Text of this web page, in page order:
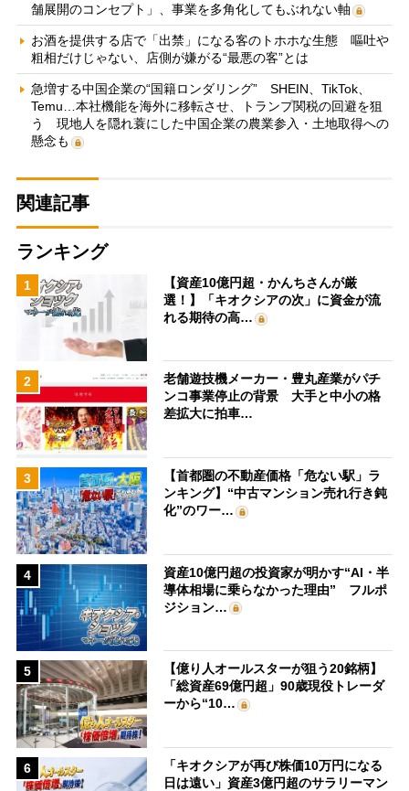
舗展開のコンセプト」、事業を多角化してもぶれない軸
お酒を提供する店で「出禁」になる客のトホホな生態 嘔吐や
粗相だけじゃない、店側が嫌がる“最悪の客”とは
急増する中国企業の“国籍ロンダリング” SHEIN、TikTok、
Temu…本社機能を海外に移転させ、トランプ関税の回避を狙
う 現地人を隠れ蓑にした中国企業の農業参入・土地取得への
懸念も
関連記事
ランキング
1
【資産10億円超・かんちさんが厳
選！】「キオクシアの次」に資金が流
れる期待の高…
2
老舗遊技機メーカー・豊丸産業がパチ
ンコ事業停止の背景 大手と中小の格
差拡大に拍車…
3
【首都圏の不動産価格「危ない駅」ラ
ンキング】“中古マンション売れ行き鈍
化”のワー…
4
資産10億円超の投資家が明かす“AI・半
導体相場に乗らなかった理由” フルポ
ジション…
5
【億り人オールスターが狙う20銘柄】
「総資産69億円超」90歳現役トレーダ
ーから“10…
6
「キオクシアが再び株価10万円になる
日は遠い」資産3億円超のサラリーマン